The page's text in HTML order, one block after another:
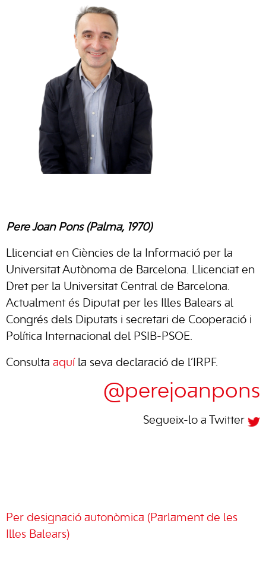
Pere Joan Pons (Palma, 1970)
Llicenciat en Ciències de la Informació per la
Universitat Autònoma de Barcelona. Llicenciat en
Dret per la Universitat Central de Barcelona.
Actualment és Diputat per les Illes Balears al
Congrés dels Diputats i secretari de Cooperació i
Política Internacional del PSIB-PSOE.
Consulta aquí la seva declaració de l’IRPF.
@perejoanpons
Segueix-lo a Twitter
Per designació autonòmica (Parlament de les
Illes Balears)